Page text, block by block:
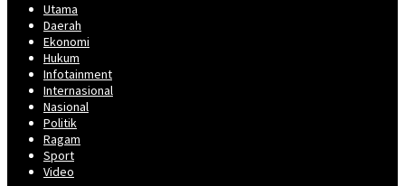
Utama
Daerah
Ekonomi
Hukum
Infotainment
Internasional
Nasional
Politik
Ragam
Sport
Video